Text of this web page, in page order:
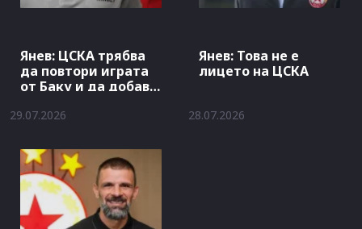
Янев: ЦСКА трябва
да повтори играта
от Баку и да добави
29.07.2026
Янев: Това не е
лицето на ЦСКА
28.07.2026